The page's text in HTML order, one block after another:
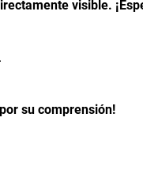
visible.
su comprensión!